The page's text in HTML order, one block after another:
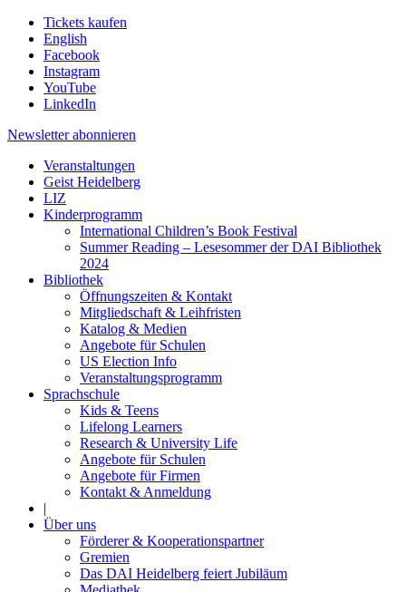
Tickets kaufen
English
Facebook
Instagram
YouTube
LinkedIn
Newsletter abonnieren
Veranstaltungen
Geist Heidelberg
LIZ
Kinderprogramm
International Children’s Book Festival
Summer Reading – Lesesommer der DAI Bibliothek
2024
Bibliothek
Öffnungszeiten & Kontakt
Mitgliedschaft & Leihfristen
Katalog & Medien
Angebote für Schulen
US Election Info
Veranstaltungsprogramm
Sprachschule
Kids & Teens
Lifelong Learners
Research & University Life
Angebote für Schulen
Angebote für Firmen
Kontakt & Anmeldung
|
Über uns
Förderer & Kooperationspartner
Gremien
Das DAI Heidelberg feiert Jubiläum